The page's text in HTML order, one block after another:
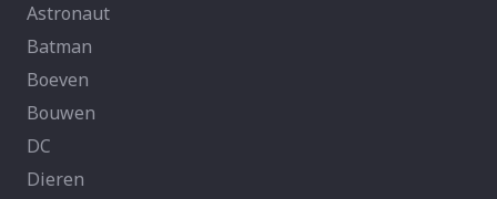
Astronaut
Batman
Boeven
Bouwen
DC
Dieren